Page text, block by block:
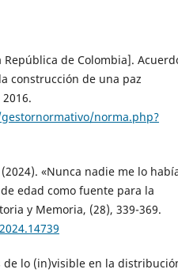
de Colombia].
construcción de una paz
norma.php?
«Nunca nadie me lo
edad como fuente para la
y Memoria, (28), 339-369.
de lo (in)visible en la